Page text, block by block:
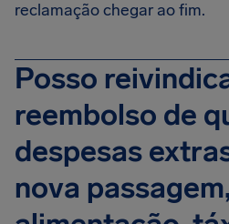
reclamação chegar ao fim.
Posso
reembolso de
despesas
nova